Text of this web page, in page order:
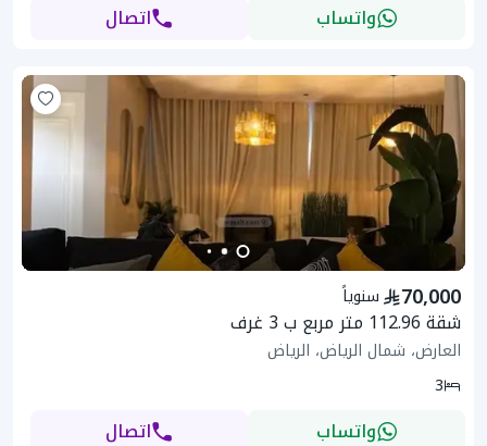
واتساب اتصال
سنوياً 70,000
شقة 112.96 متر مربع ب 3 غرف
العارض، شمال الرياض، الرياض
3
واتساب اتصال